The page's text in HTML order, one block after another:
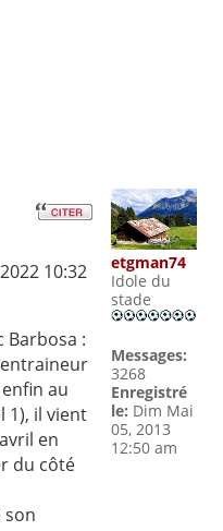
10:32
Barbosa :
au
1), il vient
en
du côté
son
etgman74
Idole du
stade
Messages:
3268
Enregistré
le: Dim Mai
05, 2013
12:50 am